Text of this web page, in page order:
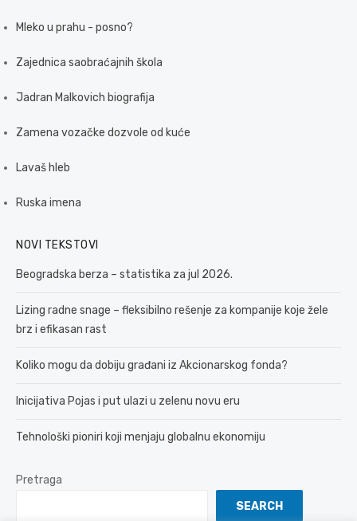
Mleko u prahu - posno?
Zajednica saobraćajnih škola
Jadran Malkovich biografija
Zamena vozačke dozvole od kuće
Lavaš hleb
Ruska imena
NOVI TEKSTOVI
Beogradska berza – statistika za jul 2026.
Lizing radne snage – fleksibilno rešenje za kompanije koje žele
brz i efikasan rast
Koliko mogu da dobiju građani iz Akcionarskog fonda?
Inicijativa Pojas i put ulazi u zelenu novu eru
Tehnološki pioniri koji menjaju globalnu ekonomiju
Pretraga
SEARCH